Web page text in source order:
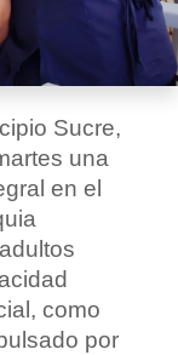
Sucre,
una
en el
como
por